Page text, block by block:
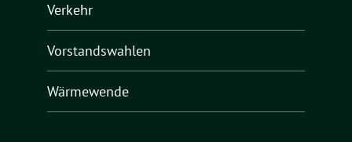
Verkehr
Vorstandswahlen
Wärmewende